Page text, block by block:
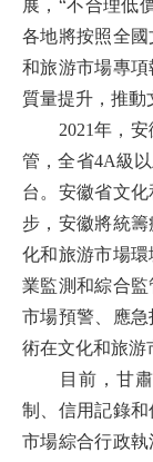
展，“不合理低
各地將按照全
和旅游市場專
質量提升，推動
2021年，安
管，全省4A級
台。安徽省文
步，安徽將統
化和旅游市場
業監測和綜合監
市場預警、應
術在文化和旅游
目前，甘肅
制、信用記錄
市場綜合行政